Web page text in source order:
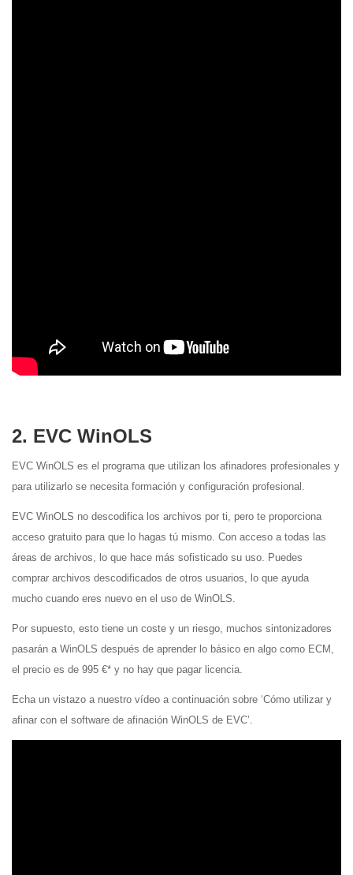
2. EVC WinOLS
EVC WinOLS es el programa que utilizan los afinadores profesionales y
para utilizarlo se necesita formación y configuración profesional.
EVC WinOLS no descodifica los archivos por ti, pero te proporciona
acceso gratuito para que lo hagas tú mismo. Con acceso a todas las
áreas de archivos, lo que hace más sofisticado su uso. Puedes
comprar archivos descodificados de otros usuarios, lo que ayuda
mucho cuando eres nuevo en el uso de WinOLS.
Por supuesto, esto tiene un coste y un riesgo, muchos sintonizadores
pasarán a WinOLS después de aprender lo básico en algo como ECM,
el precio es de 995 €* y no hay que pagar licencia.
Echa un vistazo a nuestro vídeo a continuación sobre ‘Cómo utilizar y
afinar con el software de afinación WinOLS de EVC’.